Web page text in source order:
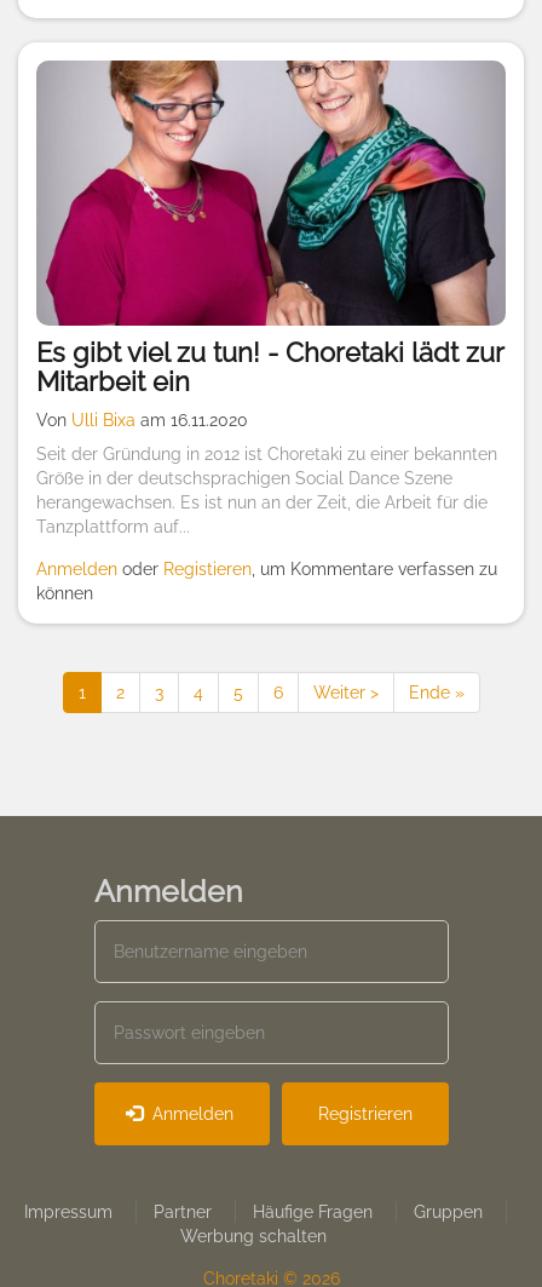
Es gibt viel zu tun! - Choretaki lädt zur
Mitarbeit ein
Von Ulli Bixa am 16.11.2020
Seit der Gründung in 2012 ist Choretaki zu einer bekannten
Größe in der deutschsprachigen Social Dance Szene
herangewachsen. Es ist nun an der Zeit, die Arbeit für die
Tanzplattform auf...
Anmelden oder Registieren , um Kommentare verfassen zu
können
Seitennummerierung
Aktuelle
Seite
1 Seite
2 Seite
3 Seite
4 Seite
5 Seite
6
Nächste
Seite
Weiter >
Last
page
Ende »
Anmelden
Anmelden Registrieren
Footer
Impressum Partner Häufige Fragen
Gruppen
Werbung schalten
Choretaki © 2026